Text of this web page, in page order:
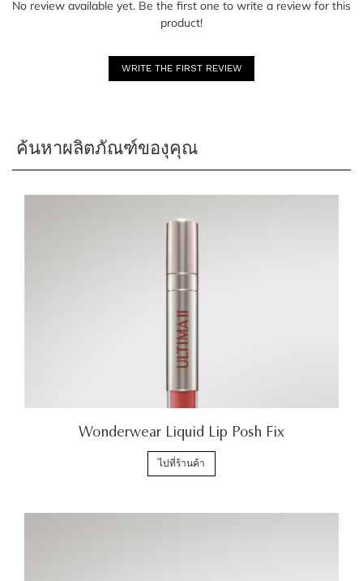
No review available yet. Be the first one to write a review for this
product!
WRITE THE FIRST REVIEW
ค้นหาผลิตภัณฑ์ของุคุณ
Wonderwear Liquid Lip Posh Fix
ไปที่ร้านค้า